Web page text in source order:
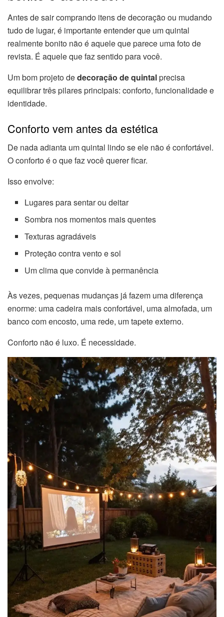
Antes de sair comprando itens de decoração ou mudando
tudo de lugar, é importante entender que um quintal
realmente bonito não é aquele que parece uma foto de
revista. É aquele que faz sentido para você.
Um bom projeto dedecoração de quintalprecisa
equilibrar três pilares principais: conforto, funcionalidade e
identidade.
Conforto vem antes da estética
De nada adianta um quintal lindo se ele não é confortável.
O conforto é o que faz você querer ficar.
Isso envolve:
Lugares para sentar ou deitar
Sombra nos momentos mais quentes
Texturas agradáveis
Proteção contra vento e sol
Um clima que convide à permanência
Às vezes, pequenas mudanças já fazem uma diferença
enorme: uma cadeira mais confortável, uma almofada, um
banco com encosto, uma rede, um tapete externo.
Conforto não é luxo. É necessidade.